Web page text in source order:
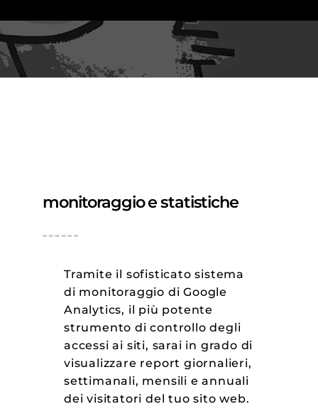
monitoraggio e statistiche
Tramite il sofisticato sistema
di monitoraggio di Google
Analytics, il più potente
strumento di controllo degli
accessi ai siti, sarai in grado di
visualizzare report giornalieri,
settimanali, mensili e annuali
dei visitatori del tuo sito web.